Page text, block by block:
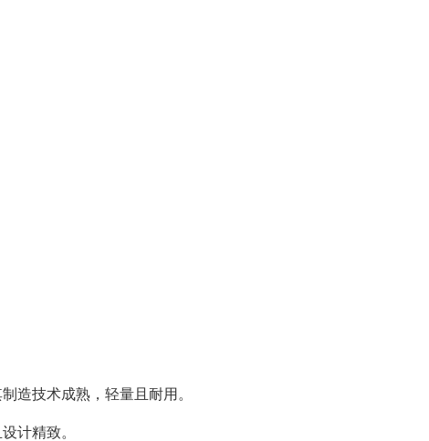
造技术成熟，轻量且耐用。
计精致。